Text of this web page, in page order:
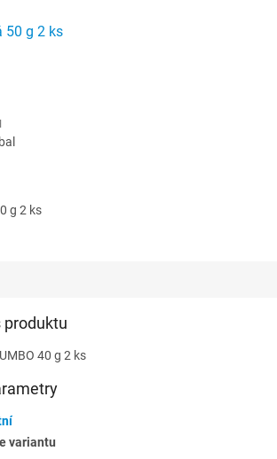
50 g 2 ks
g 2 ks
produktu
40 g 2 ks
variantu